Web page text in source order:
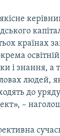
країнах
і знання, а
людей,
до
–